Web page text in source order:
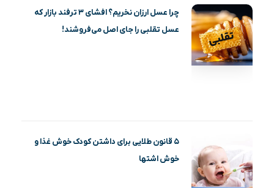
چرا عسل ارزان نخریم؟ افشای ۳ ترفند بازار که
عسل تقلبی را جای اصل می‌فروشند!
۵ قانون طلایی برای داشتن کودک خوش غذا و
خوش اشتها